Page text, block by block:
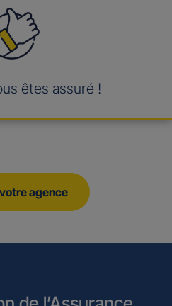
êtes assuré !
agence